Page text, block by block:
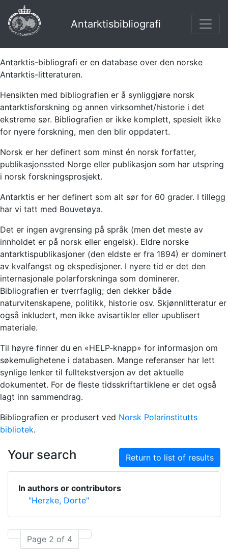
Antarktisbibliografi
Antarktis-bibliografi er en database over den norske
Antarktis-litteraturen.
Hensikten med bibliografien er å synliggjøre norsk
antarktisforskning og annen virksomhet/historie i det
ekstreme sør. Bibliografien er ikke komplett, spesielt ikke
for nyere forskning, men den blir oppdatert.
Norsk er her definert som minst én norsk forfatter,
publikasjonssted Norge eller publikasjon som har utspring
i norsk forskningsprosjekt.
Antarktis er her definert som alt sør for 60 grader. I tillegg
har vi tatt med Bouvetøya.
Det er ingen avgrensing på språk (men det meste av
innholdet er på norsk eller engelsk). Eldre norske
antarktispublikasjoner (den eldste er fra 1894) er dominert
av kvalfangst og ekspedisjoner. I nyere tid er det den
internasjonale polarforskninga som dominerer.
Bibliografien er tverrfaglig; den dekker både
naturvitenskapene, politikk, historie osv. Skjønnlitteratur er
også inkludert, men ikke avisartikler eller upublisert
materiale.
Til høyre finner du en «HELP-knapp» for informasjon om
søkemulighetene i databasen. Mange referanser har lett
synlige lenker til fulltekstversjon av det aktuelle
dokumentet. For de fleste tidsskriftartiklene er det også
lagt inn sammendrag.
Bibliografien er produsert ved Norsk Polarinstitutts
bibliotek.
Your search Return to list of results
In authors or contributors
"Herzke, Dorte"
Page 2 of 4